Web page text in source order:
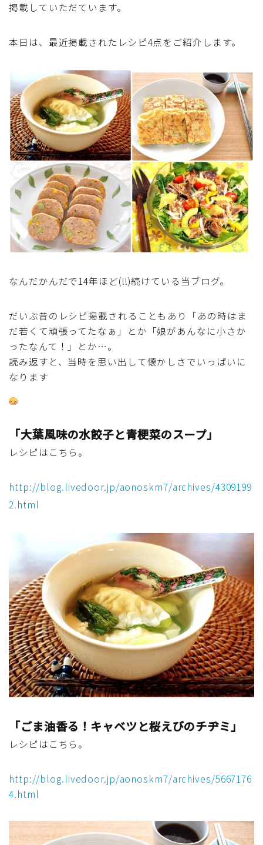
野菜料理(キャベツ・白菜・ほうれん草・レタス・小松
んどう・オクラ)
野菜料理(玉ねぎ・ねぎ・アボカド・青梗菜・セロリ・
アスパラガス)
根菜料理（にんじん・ごぼう・かぶ・大根・れんこん・
ビーツ)
芋類(じゃが芋・さつま芋・里芋・山芋)
もやし・豆苗・たけのこ・せり・ふき・その他山菜料理
洋菓子 (その他)
和菓子
粉もの
麺料理(パスタ・うどん・そうめん・春雨など)
ハム・ベーコン・ソーセー・・スパム・チーズ料理
豆腐・厚揚げ・油揚げ・納豆・豆類・豆製品料理
缶詰料理(ツナ・サバ・いわし・ホタテ貝柱・コーン
等)
行事食(おせち・ハロウィン・クリスマス・雛祭り・子
供の日・七夕等)
乾物・海藻・麩料理
お弁当
圧力鍋使用の料理
ソース・ドレッシング・たれ・ディップ類
掲載していただています。
本日は、最近掲載されたレシピ4点をご紹介します。
なんだかんだで14年ほど(!!)続けている当ブログ。
だいぶ昔のレシピ掲載されることもあり「あの時はま
だ若くて頑張ってたなぁ」とか「娘があんなに小さか
ったなんて！」とか…。
読み返すと、当時を思い出して懐かしさでいっぱいに
なります
「大葉風味の水餃子と青梗菜のスープ」
レシピはこちら。
http://blog.livedoor.jp/aonoskm7/archives/4309199
2.html
「ごま油香る！キャベツと桜えびのチヂミ」
レシピはこちら。
http://blog.livedoor.jp/aonoskm7/archives/5667176
4.html